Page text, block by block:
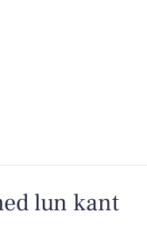
lun kant